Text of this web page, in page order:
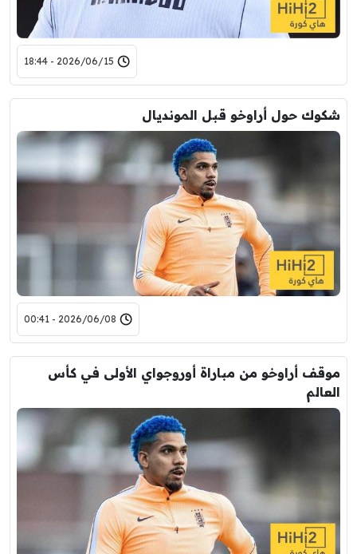
2026/06/15 - 18:44
شكوك حول أراوخو قبل المونديال
2026/06/08 - 00:41
موقف أراوخو من مباراة أوروجواي الأولى في كأس
العالم